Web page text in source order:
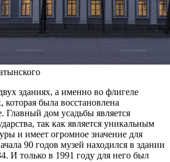
зданиях, а именно во флигеле
была восстановлена
Главный дом усадьбы является
так как является уникальным
и имеет огромное значение для
90 годов музей находился в здании
И только в 1991 году для него был